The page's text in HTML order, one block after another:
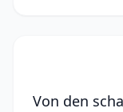
Von den